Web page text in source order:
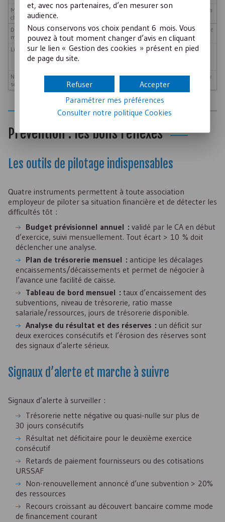
Masse salariale > 70% des
charges totales
Moyen
Analyser annuellement le ratio charges
Dépendance à un seul
mécène privé
Élevé
Ne pas dépasser 30% d’un financement
unique ; diversifier le mécénat
Litige prud’homal ou fiscal
Moyen
Appliquer rigoureusement le droit du
Non-conformité réglementaire
sectorielle
Faible
Organiser une veille annuelle avec son
expert-comptable
Prévention : les bons réflexes
Les outils de pilotage indispensables
Quatre instruments permettent à toute association
employeur de piloter sa situation financière et de détecter les
difficultés tôt :
Budget prévisionnel annuel : validé par le CA en début
d’exercice, suivi mensuellement. Tout écart > 10 % doit
déclencher une analyse.
Plan de trésorerie mensuel : anticipe les décalages
encaissements/décaissements et permet de négocier à
l’avance une facilité de caisse.
Tableau de bord mensuel : taux d’encaissement des
subventions, niveau de trésorerie, ratio masse
salariale/ressources, jours de trésorerie disponible.
Analyse du résultat et des réserves : un déficit sur
deux exercices consécutifs et l’érosion des réserves sont
des signaux d’alerte sérieux.
Signaux d’alerte et marche à suivre
Signaux d’alerte à surveiller :
Trésorerie nette négative ou quasi-nulle sur plus de
30 jours consécutifs
Résultat net déficitaire pour le deuxième exercice
consécutif
Retards de paiement fournisseurs ou des cotisations
URSSAF
Non-renouvellement annoncé d’une subvention > 20%
des ressources
Recours croissant au découvert bancaire comme mode
de financement courant
et, avec nos partenaires, d’en mesurer son
audience.
Nous conservons vos choix pendant 6 mois. Vous
pouvez à tout moment changer d’avis en cliquant
sur le lien « Gestion des cookies » présent en pied
de page du site.
Accepter
Refuser
Paramétrer mes préférences
Consulter notre politiqueCookies